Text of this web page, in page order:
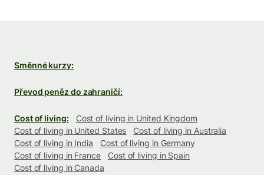
Směnné kurzy:
Převod peněz do zahraničí:
Cost of living:
Cost of living in United Kingdom
Cost of living in United States
Cost of living in Australia
Cost of living in India
Cost of living in Germany
Cost of living in France
Cost of living in Spain
Cost of living in Canada